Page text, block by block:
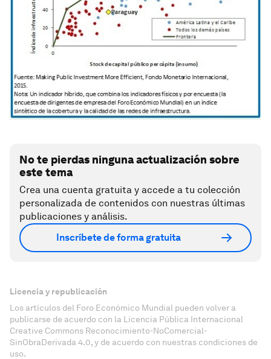
No te pierdas ninguna actualización sobre
este tema
Crea una cuenta gratuita y accede a tu colección
personalizada de contenidos con nuestras últimas
publicaciones y análisis.
Inscríbete de forma gratuita
Licencia y republicación
Los artículos del Foro Económico Mundial pueden volver a
publicarse de acuerdo con la Licencia Pública Internacional
Creative Commons Reconocimiento-NoComercial-
SinObraDerivada 4.0, y de acuerdo con nuestras condiciones de
uso.